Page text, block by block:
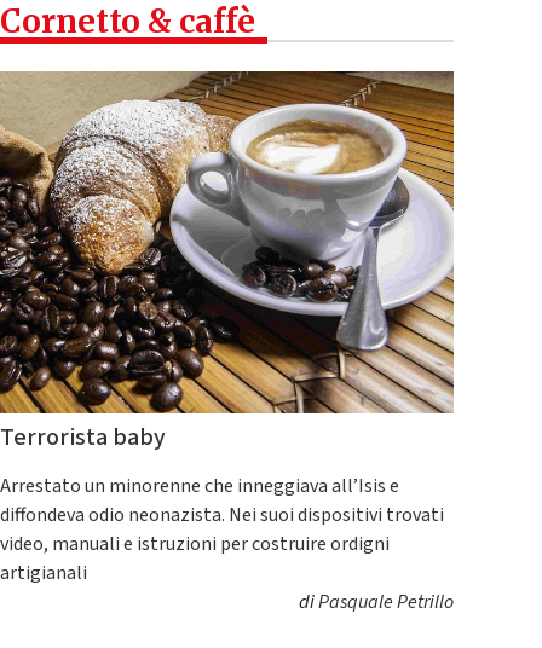
Cornetto & caffè
Terrorista baby
Arrestato un minorenne che inneggiava all’Isis e
diffondeva odio neonazista. Nei suoi dispositivi trovati
video, manuali e istruzioni per costruire ordigni
artigianali
diPasquale Petrillo